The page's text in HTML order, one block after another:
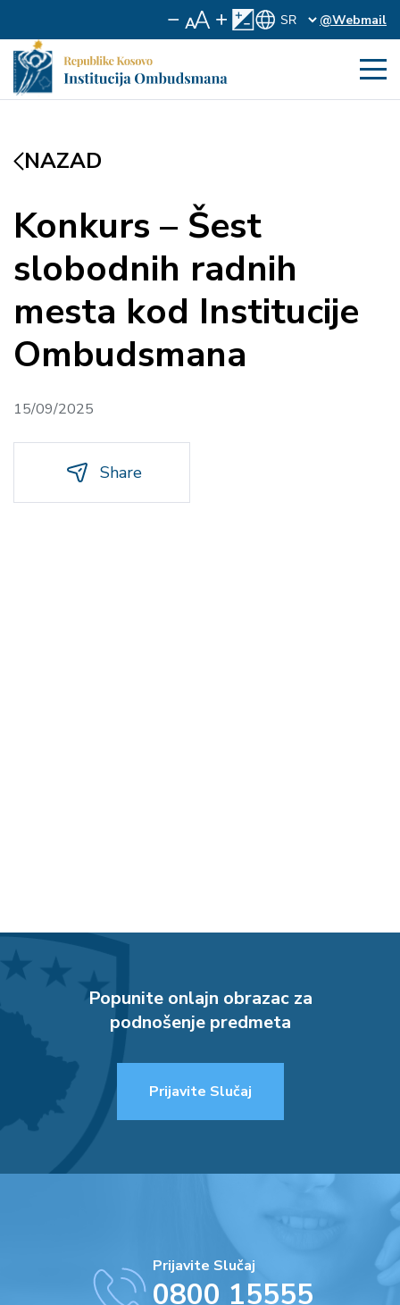
@Webmail
NAZAD
Konkurs – Šest
slobodnih radnih
mesta kod Institucije
Ombudsmana
15/09/2025
Share
Popunite onlajn obrazac za
podnošenje predmeta
Prijavite Slučaj
Prijavite Slučaj
0800 15555